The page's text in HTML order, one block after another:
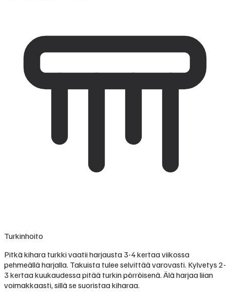
Turkinhoito
Pitkä kihara turkki vaatii harjausta 3-4 kertaa viikossa
pehmeällä harjalla. Takuista tulee selvittää varovasti. Kylvetys 2-
3 kertaa kuukaudessa pitää turkin pörröisenä. Älä harjaa liian
voimakkaasti, sillä se suoristaa kiharaa.